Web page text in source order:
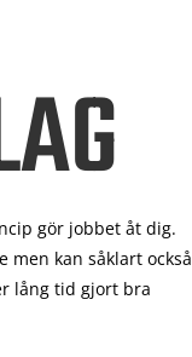
gör jobbet åt dig.
men kan såklart också
lång tid gjort bra